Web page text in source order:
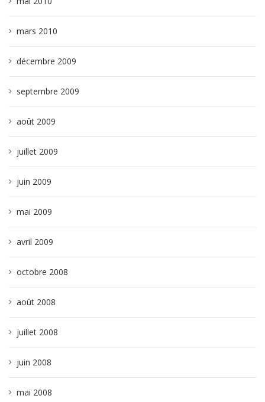
mars 2010
décembre 2009
septembre 2009
août 2009
juillet 2009
juin 2009
mai 2009
avril 2009
octobre 2008
août 2008
juillet 2008
juin 2008
mai 2008